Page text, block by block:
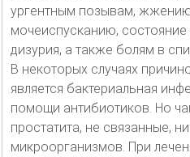
ургентным позывам,
мочеиспусканию, состояние
дизурия, а также болям в
В некоторых случаях
является бактериальная
помощи антибиотиков. Но
простатита, не связанные,
микроорганизмов. При